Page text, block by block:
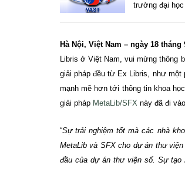
trường đại
Hà Nội, Việt Nam – ngày 18 tháng
Libris ở Việt Nam, vui mừng thông
giải pháp đều từ Ex Libris, như
mạnh mẽ hơn tới thông tin khoa
giải pháp MetaLib/SFX này đã đi
“Sự trải nghiệm tốt mà các nhà
MetaLib và SFX cho dự án thư
đầu của dự án thư viện số. Sự tạo